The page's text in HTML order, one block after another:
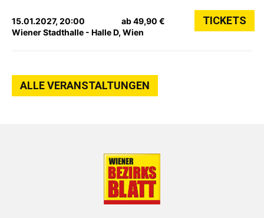
15.01.2027, 20:00
Wiener Stadthalle - Halle D, Wien
ab 49,90 € TICKETS
ALLE VERANSTALTUNGEN